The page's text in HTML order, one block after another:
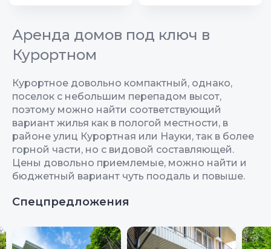
Аренда домов под ключ в
Курортном
Курортное довольно компактный, однако,
поселок с небольшим перепадом высот,
поэтому можно найти соответствующий
вариант жилья как в пологой местности, в
районе улиц Курортная или Науки, так в более
горной части, но с видовой составляющей.
Цены довольно приемлемые, можно найти и
бюджетный вариант чуть поодаль и повыше.
Спецпредложения